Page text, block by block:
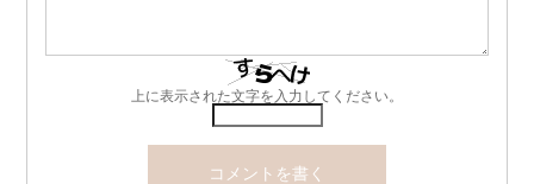
上に表示された文字を入力してください。